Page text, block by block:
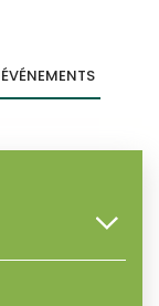
ÉVÉNEMENTS